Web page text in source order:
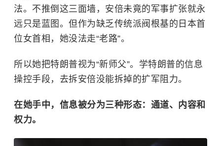
法。不推倒这三面墙，安倍未竟的军事扩张就永
远只是蓝图。但作为缺乏传统派阀根基的日本首
位女首相，她没法走“老路”。
所以她把特朗普视为“新师父”。学特朗普的信息
操控手段，去拆安倍没能拆掉的扩军阻力。
在她手中，信息被分为三种形态：通道、内容和
权力。